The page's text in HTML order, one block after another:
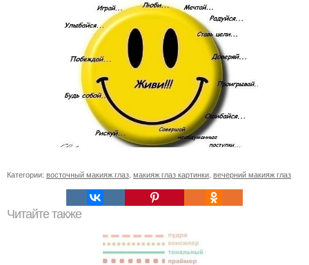
Категории: восточный макияж глаз макияж глаз картинки вечерний макияж глаз
Читайте также